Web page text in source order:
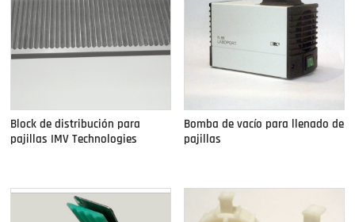
Block de distribución para
pajillas IMV Technologies
Bomba de vacío para llenado de
pajillas